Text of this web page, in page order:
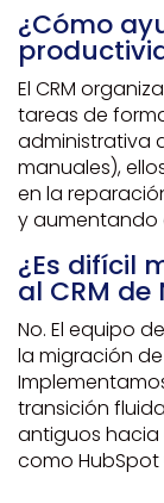
¿Cómo
El CRM
tareas de
administrativa
manuales),
en la
y aumentando
¿Es difícil
al CRM de
No. El equipo
la migración
transición
antiguos
como HubSpot